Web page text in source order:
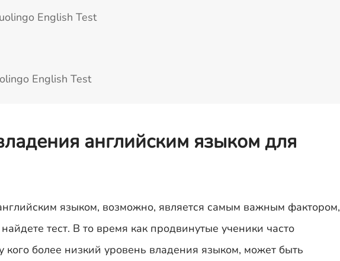
English Test
English Test
английским языком для
языком, возможно, является самым важным фактором,
тест. В то время как продвинутые ученики часто
кого более низкий уровень владения языком, может быть